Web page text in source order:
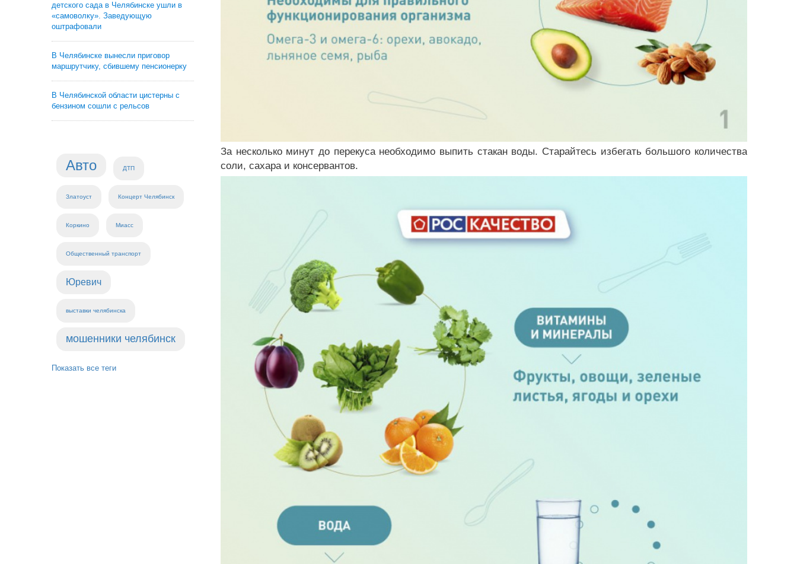
детского сада в Челябинске ушли в
«самоволку». Заведующую
оштрафовали
В Челябинске вынесли приговор
маршрутчику, сбившему пенсионерку
В Челябинской области цистерны с
бензином сошли с рельсов
Авто ДТП
Златоуст Концерт Челябинск
Коркино Миасс
Общественный транспорт
Юревич
выставки челябинска
мошенники челябинск
Показать все теги
За несколько минут до перекуса необходимо выпить стакан воды. Старайтесь избегать большого количества
соли, сахара и консервантов.